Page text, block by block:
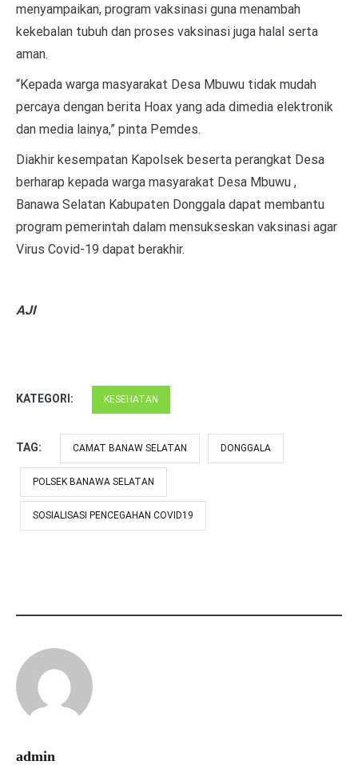
menyampaikan, program vaksinasi guna menambah
kekebalan tubuh dan proses vaksinasi juga halal serta
aman.
“Kepada warga masyarakat Desa Mbuwu tidak mudah
percaya dengan berita Hoax yang ada dimedia elektronik
dan media lainya,” pinta Pemdes.
Diakhir kesempatan Kapolsek beserta perangkat Desa
berharap kepada warga masyarakat Desa Mbuwu ,
Banawa Selatan Kabupaten Donggala dapat membantu
program pemerintah dalam mensukseskan vaksinasi agar
Virus Covid-19 dapat berakhir.
AJI
KATEGORI: KESEHATAN
TAG: CAMAT BANAW SELATAN DONGGALA
POLSEK BANAWA SELATAN
SOSIALISASI PENCEGAHAN COVID19
admin